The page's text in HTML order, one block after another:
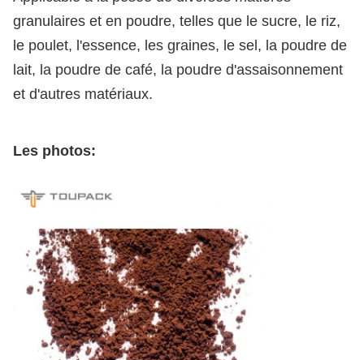
granulaires et en poudre, telles que le sucre, le riz,
le poulet, l'essence, les graines, le sel, la poudre de
lait, la poudre de café, la poudre d'assaisonnement
et d'autres matériaux.
Les photos: